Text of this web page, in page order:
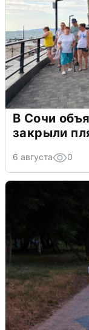
В Сочи
закрыли
6 августа 0